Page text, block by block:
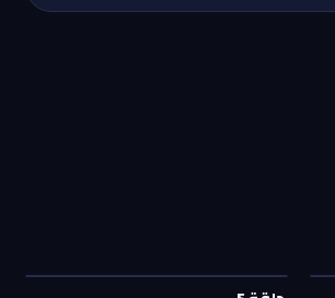
حلقة5
—ويا السهرانين